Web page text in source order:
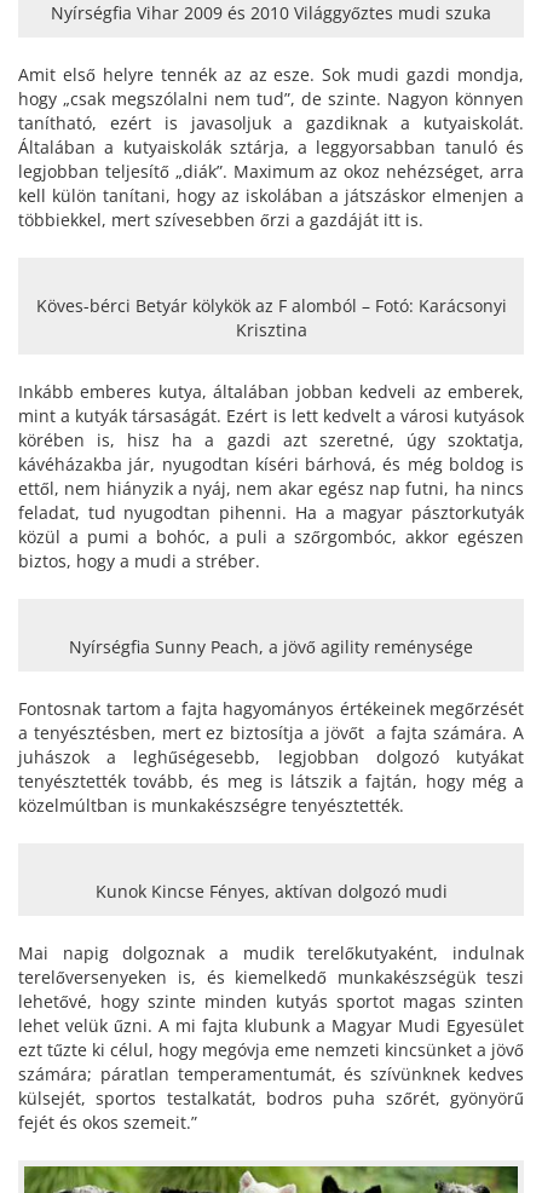
Nyírségfia Vihar 2009 és 2010 Világgyőztes mudi szuka
Amit első helyre tennék az az esze. Sok mudi gazdi mondja,
hogy „csak megszólalni nem tud”, de szinte. Nagyon könnyen
tanítható, ezért is javasoljuk a gazdiknak a kutyaiskolát.
Általában a kutyaiskolák sztárja, a leggyorsabban tanuló és
legjobban teljesítő „diák”. Maximum az okoz nehézséget, arra
kell külön tanítani, hogy az iskolában a játszáskor elmenjen a
többiekkel, mert szívesebben őrzi a gazdáját itt is.
Köves-bérci Betyár kölykök az F alomból – Fotó: Karácsonyi
Krisztina
Inkább emberes kutya, általában jobban kedveli az emberek,
mint a kutyák társaságát. Ezért is lett kedvelt a városi kutyások
körében is, hisz ha a gazdi azt szeretné, úgy szoktatja,
kávéházakba jár, nyugodtan kíséri bárhová, és még boldog is
ettől, nem hiányzik a nyáj, nem akar egész nap futni, ha nincs
feladat, tud nyugodtan pihenni. Ha a magyar pásztorkutyák
közül a pumi a bohóc, a puli a szőrgombóc, akkor egészen
biztos, hogy a mudi a stréber.
Nyírségfia Sunny Peach, a jövő agility reménysége
Fontosnak tartom a fajta hagyományos értékeinek megőrzését
a tenyésztésben, mert ez biztosítja a jövőt a fajta számára. A
juhászok a leghűségesebb, legjobban dolgozó kutyákat
tenyésztették tovább, és meg is látszik a fajtán, hogy még a
közelmúltban is munkakészségre tenyésztették.
Kunok Kincse Fényes, aktívan dolgozó mudi
Mai napig dolgoznak a mudik terelőkutyaként, indulnak
terelőversenyeken is, és kiemelkedő munkakészségük teszi
lehetővé, hogy szinte minden kutyás sportot magas szinten
lehet velük űzni. A mi fajta klubunk a Magyar Mudi Egyesület
ezt tűzte ki célul, hogy megóvja eme nemzeti kincsünket a jövő
számára; páratlan temperamentumát, és szívünknek kedves
külsejét, sportos testalkatát, bodros puha szőrét, gyönyörű
fejét és okos szemeit.”